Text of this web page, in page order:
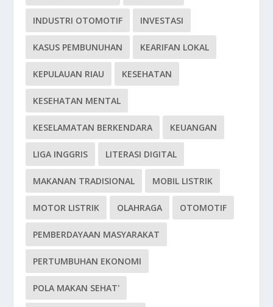
INDUSTRI OTOMOTIF INVESTASI
KASUS PEMBUNUHAN KEARIFAN LOKAL
KEPULAUAN RIAU KESEHATAN
KESEHATAN MENTAL
KESELAMATAN BERKENDARA KEUANGAN
LIGA INGGRIS LITERASI DIGITAL
MAKANAN TRADISIONAL MOBIL LISTRIK
MOTOR LISTRIK OLAHRAGA OTOMOTIF
PEMBERDAYAAN MASYARAKAT
PERTUMBUHAN EKONOMI
POLA MAKAN SEHAT'